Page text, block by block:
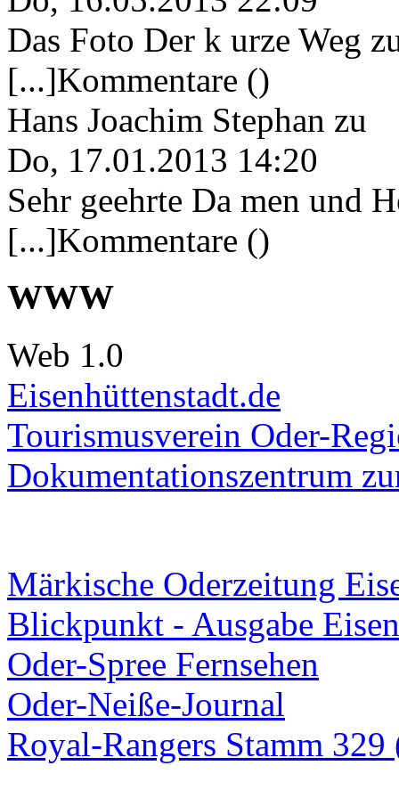
Das Foto Der k urze Weg
[...]Kommentare ()
Hans Joachim Stephan zu
Do, 17.01.2013 14:20
Sehr geehrte Da men und
[...]Kommentare ()
WWW
Web 1.0
Eisenhüttenstadt.de
Tourismusverein Oder-
Dokumentationszentrum
Märkische Oderzeitung
Blickpunkt - Ausgabe
Oder-Spree Fernsehen
Oder-Neiße-Journal
Royal-Rangers Stamm